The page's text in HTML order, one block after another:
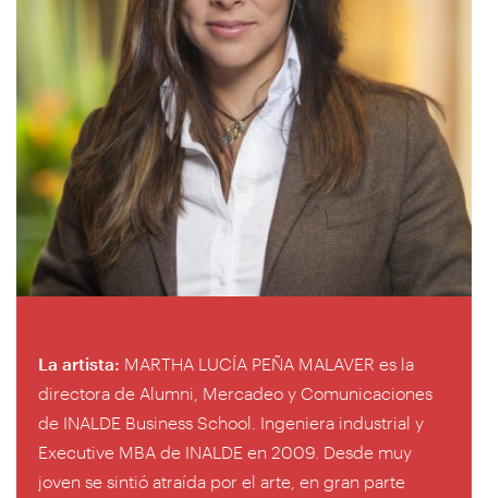
La artista: MARTHA LUCÍA PEÑA MALAVER es la
directora de Alumni, Mercadeo y Comunicaciones
de INALDE Business School. Ingeniera industrial y
Executive MBA de INALDE en 2009. Desde muy
joven se sintió atraída por el arte, en gran parte